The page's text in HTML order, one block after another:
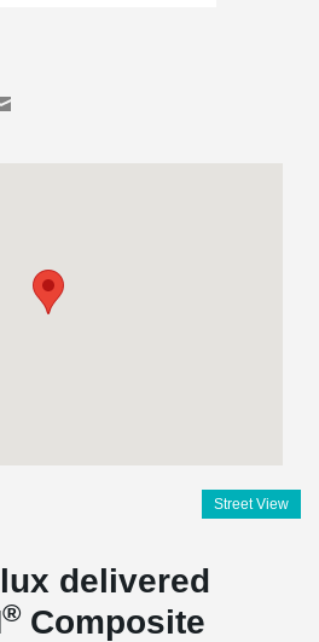
Street View
delivered
® Composite